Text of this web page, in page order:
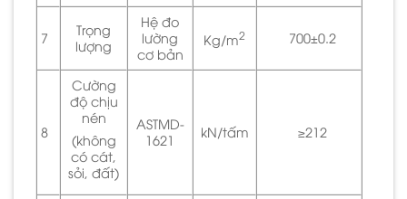
7
Trọng
lượng
Hệ đo
lường
cơ bản
Kg/m2 700±0.2
8
Cường
độ chịu
nén
(không
có cát,
sỏi, đất)
ASTMD-
1621
kN/tấm ≥212